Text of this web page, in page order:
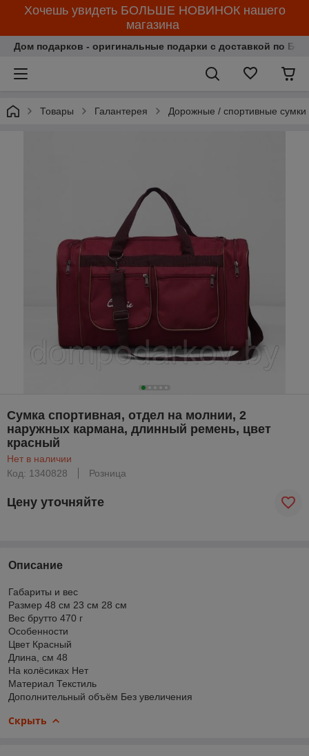
Хочешь увидеть БОЛЬШЕ НОВИНОК нашего
магазина
Дом подарков - оригинальные подарки с доставкой по
Товары Галантерея Дорожные / спортивные сумки
Сумка спортивная, отдел на молнии, 2
наружных кармана, длинный ремень, цвет
красный
Нет в наличии
Код: 1340828
Розница
Цену уточняйте
Описание
Габариты и вес
Размер 48 см 23 см 28 см
Вес брутто 470 г
Особенности
Цвет Красный
Длина, см 48
На колёсиках Нет
Материал Текстиль
Дополнительный объём Без увеличения
Скрыть